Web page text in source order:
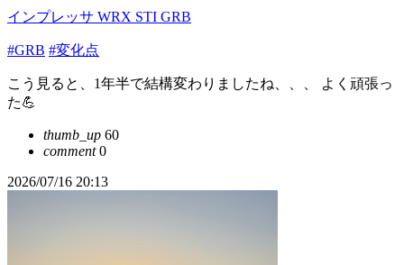
インプレッサ WRX STI GRB
#GRB #変化点
こう見ると、1年半で結構変わりましたね、、、 よく頑張っ
た💪
thumb_up 60
comment0
2026/07/16 20:13